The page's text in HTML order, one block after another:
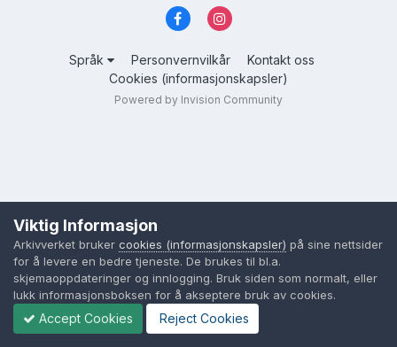
Språk Personvernvilkår
Kontakt oss
Cookies (informasjonskapsler)
Powered by Invision Community
Viktig Informasjon
Arkivverket bruker cookies (informasjonskapsler) på sine nettsider
for å levere en bedre tjeneste. De brukes til bl.a.
skjemaoppdateringer og innlogging. Bruk siden som normalt, eller
lukk informasjonsboksen for å akseptere bruk av cookies.
Accept Cookies Reject Cookies